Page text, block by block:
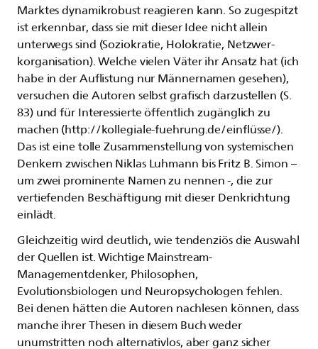
Marktes dynamikrobust reagieren kann. So zugespitzt
ist erkennbar, dass sie mit dieser Idee nicht allein
unterwegs sind (Soziokratie, Holokratie, Netzwer-
korganisation). Welche vielen Väter ihr Ansatz hat (ich
habe in der Auflistung nur Männernamen gesehen),
versuchen die Autoren selbst grafisch darzustellen (S.
83) und für Interessierte öffentlich zugänglich zu
machen (http://kollegiale-fuehrung.de/einflüsse/).
Das ist eine tolle Zusammenstellung von systemischen
Denkern zwischen Niklas Luhmann bis Fritz B. Simon –
um zwei prominente Namen zu nennen -, die zur
vertiefenden Beschäftigung mit dieser Denkrichtung
einlädt.
Gleichzeitig wird deutlich, wie tendenziös die Auswahl
der Quellen ist. Wichtige Mainstream-
Managementdenker, Philosophen,
Evolutionsbiologen und Neuropsychologen fehlen.
Bei denen hätten die Autoren nachlesen können, dass
manche ihrer Thesen in diesem Buch weder
unumstritten noch alternativlos, aber ganz sicher